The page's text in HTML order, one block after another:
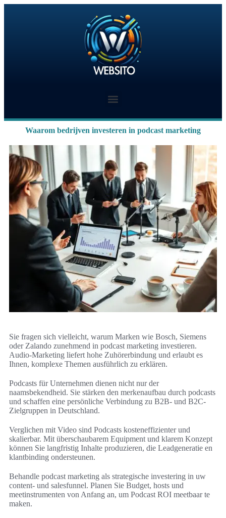
Waarom bedrijven investeren in podcast marketing
Sie fragen sich vielleicht, warum Marken wie Bosch, Siemens
oder Zalando zunehmend in podcast marketing investieren.
Audio-Marketing liefert hohe Zuhörerbindung und erlaubt es
Ihnen, komplexe Themen ausführlich zu erklären.
Podcasts für Unternehmen dienen nicht nur der
naamsbekendheid. Sie stärken den merkenaufbau durch podcasts
und schaffen eine persönliche Verbindung zu B2B- und B2C-
Zielgruppen in Deutschland.
Verglichen mit Video sind Podcasts kosteneffizienter und
skalierbar. Mit überschaubarem Equipment und klarem Konzept
können Sie langfristig Inhalte produzieren, die Leadgeneratie en
klantbinding ondersteunen.
Behandle podcast marketing als strategische investering in uw
content- und salesfunnel. Planen Sie Budget, hosts und
meetinstrumenten von Anfang an, um Podcast ROI meetbaar te
maken.